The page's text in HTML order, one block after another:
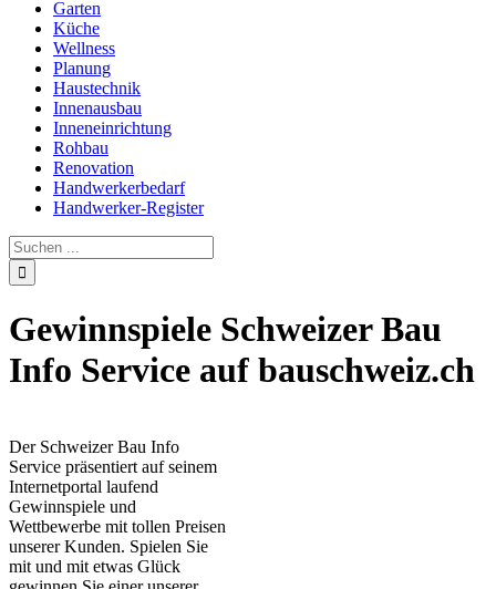
Garten
Küche
Wellness
Planung
Haustechnik
Innenausbau
Inneneinrichtung
Rohbau
Renovation
Handwerkerbedarf
Handwerker-Register
Gewinnspiele Schweizer Bau
Info Service auf bauschweiz.ch
Der Schweizer Bau Info
Service präsentiert auf seinem
Internetportal laufend
Gewinnspiele und
Wettbewerbe mit tollen Preisen
unserer Kunden. Spielen Sie
mit und mit etwas Glück